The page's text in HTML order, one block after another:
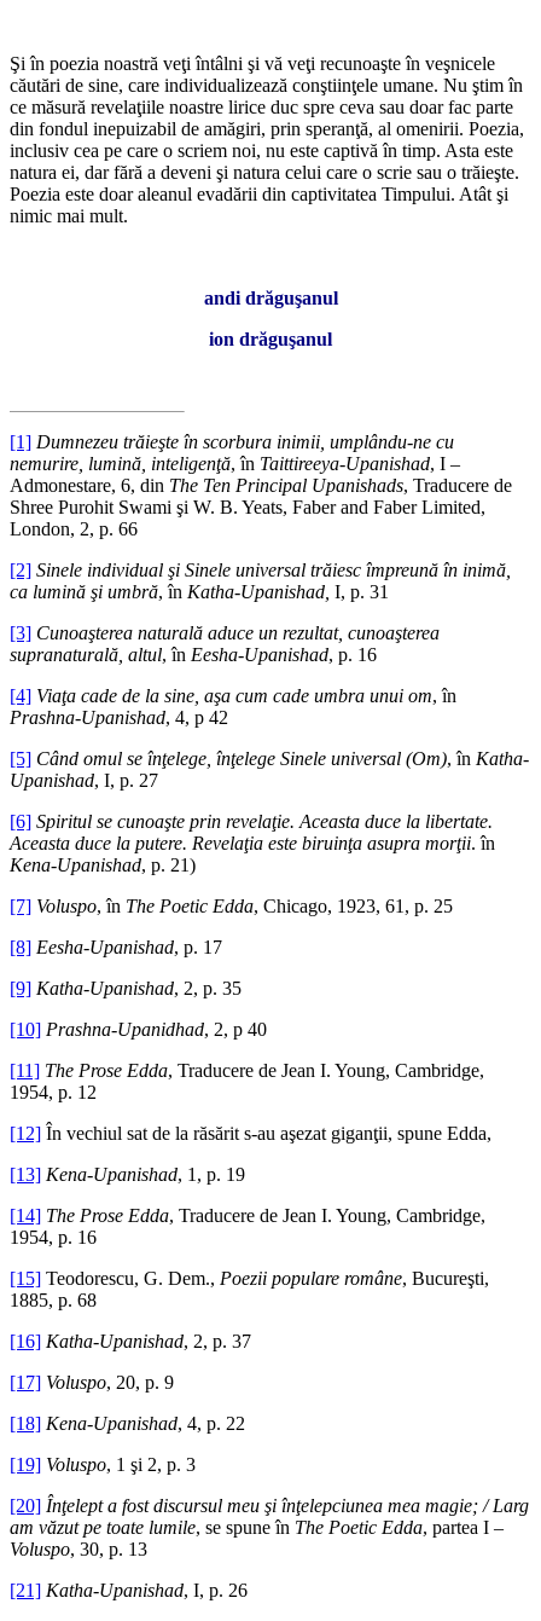
Şi în poezia noastră veţi întâlni şi vă veţi recunoaşte în veşnicele
căutări de sine, care individualizează conştiinţele umane. Nu ştim în
ce măsură revelaţiile noastre lirice duc spre ceva sau doar fac parte
din fondul inepuizabil de amăgiri, prin speranţă, al omenirii. Poezia,
inclusiv cea pe care o scriem noi, nu este captivă în timp. Asta este
natura ei, dar fără a deveni şi natura celui care o scrie sau o trăieşte.
Poezia este doar aleanul evadării din captivitatea Timpului. Atât şi
nimic mai mult.
andi drăguşanul
ion drăguşanul
[1] Dumnezeu trăieşte în scorbura inimii, umplându-ne cu
nemurire, lumină, inteligenţă, în Taittireeya-Upanishad, I –
Admonestare, 6, din The Ten Principal Upanishads, Traducere de
Shree Purohit Swami şi W. B. Yeats, Faber and Faber Limited,
London, 2, p. 66
[2] Sinele individual şi Sinele universal trăiesc împreună în inimă,
ca lumină şi umbră, în Katha-Upanishad, I, p. 31
[3] Cunoaşterea naturală aduce un rezultat, cunoaşterea
supranaturală, altul, în Eesha-Upanishad, p. 16
[4] Viaţa cade de la sine, aşa cum cade umbra unui om, în
Prashna-Upanishad, 4, p 42
[5] Când omul se înţelege, înţelege Sinele universal (Om), în Katha-
Upanishad, I, p. 27
[6] Spiritul se cunoaşte prin revelaţie. Aceasta duce la libertate.
Aceasta duce la putere. Revelaţia este biruinţa asupra morţii. în
Kena-Upanishad, p. 21)
[7] Voluspo, în The Poetic Edda, Chicago, 1923, 61, p. 25
[8] Eesha-Upanishad, p. 17
[9] Katha-Upanishad, 2, p. 35
[10] Prashna-Upanidhad, 2, p 40
[11] The Prose Edda, Traducere de Jean I. Young, Cambridge,
1954, p. 12
[12] În vechiul sat de la răsărit s-au aşezat giganţii, spune Edda,
[13] Kena-Upanishad, 1, p. 19
[14] The Prose Edda, Traducere de Jean I. Young, Cambridge,
1954, p. 16
[15] Teodorescu, G. Dem., Poezii populare române, Bucureşti,
1885, p. 68
[16] Katha-Upanishad, 2, p. 37
[17] Voluspo, 20, p. 9
[18] Kena-Upanishad, 4, p. 22
[19] Voluspo, 1 şi 2, p. 3
[20] Înţelept a fost discursul meu şi înţelepciunea mea magie; / Larg
am văzut pe toate lumile, se spune în The Poetic Edda, partea I –
Voluspo, 30, p. 13
[21] Katha-Upanishad, I, p. 26